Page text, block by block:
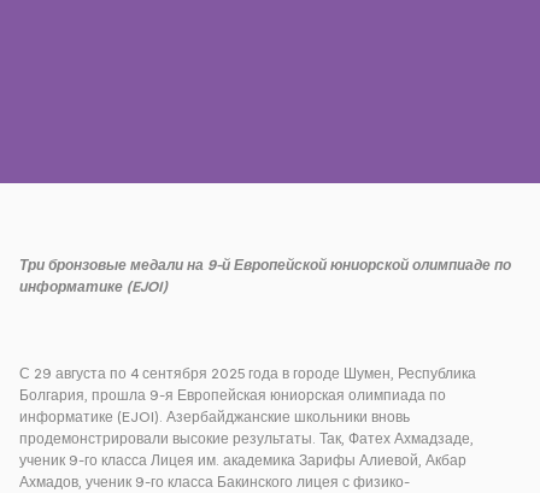
Три бронзовые медали на 9-й Европейской юниорской олимпиаде по
информатике (EJOI)
С 29 августа по 4 сентября 2025 года в городе Шумен, Республика
Болгария, прошла 9-я Европейская юниорская олимпиада по
информатике (EJOI). Азербайджанские школьники вновь
продемонстрировали высокие результаты. Так, Фатех Ахмадзаде,
ученик 9-го класса Лицея им. академика Зарифы Алиевой, Акбар
Ахмадов, ученик 9-го класса Бакинского лицея с физико-